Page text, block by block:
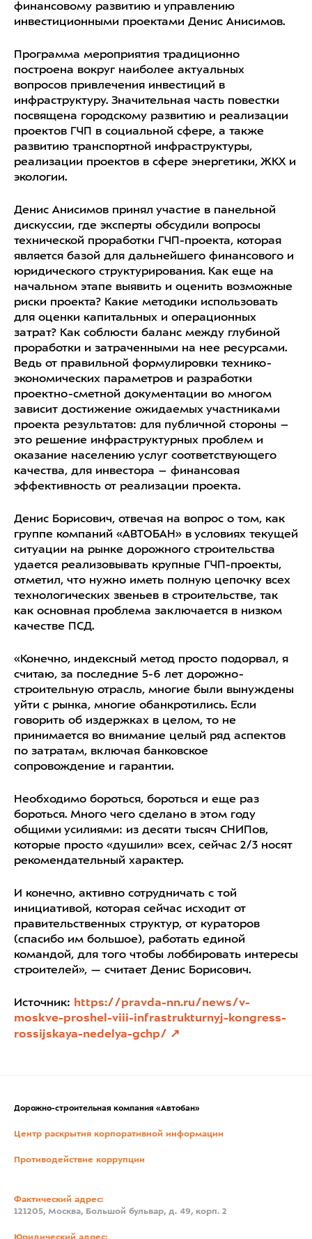
финансовому развитию и управлению
инвестиционными проектами Денис Анисимов.
Программа мероприятия традиционно
построена вокруг наиболее актуальных
вопросов привлечения инвестиций в
инфраструктуру. Значительная часть повестки
посвящена городскому развитию и реализации
проектов ГЧП в социальной сфере, а также
развитию транспортной инфраструктуры,
реализации проектов в сфере энергетики, ЖКХ и
экологии.
Денис Анисимов принял участие в панельной
дискуссии, где эксперты обсудили вопросы
технической проработки ГЧП-проекта, которая
является базой для дальнейшего финансового и
юридического структурирования. Как еще на
начальном этапе выявить и оценить возможные
риски проекта? Какие методики использовать
для оценки капитальных и операционных
затрат? Как соблюсти баланс между глубиной
проработки и затраченными на нее ресурсами.
Ведь от правильной формулировки технико-
экономических параметров и разработки
проектно-сметной документации во многом
зависит достижение ожидаемых участниками
проекта результатов: для публичной стороны –
это решение инфраструктурных проблем и
оказание населению услуг соответствующего
качества, для инвестора – финансовая
эффективность от реализации проекта.
Денис Борисович, отвечая на вопрос о том, как
группе компаний «АВТОБАН» в условиях текущей
ситуации на рынке дорожного строительства
удается реализовывать крупные ГЧП-проекты,
отметил, что нужно иметь полную цепочку всех
технологических звеньев в строительстве, так
как основная проблема заключается в низком
качестве ПСД.
«Конечно, индексный метод просто подорвал, я
считаю, за последние 5-6 лет дорожно-
строительную отрасль, многие были вынуждены
уйти с рынка, многие обанкротились. Если
говорить об издержках в целом, то не
принимается во внимание целый ряд аспектов
по затратам, включая банковское
сопровождение и гарантии.
Необходимо бороться, бороться и еще раз
бороться. Много чего сделано в этом году
общими усилиями: из десяти тысяч СНИПов,
которые просто «душили» всех, сейчас 2/3 носят
рекомендательный характер.
И конечно, активно сотрудничать с той
инициативой, которая сейчас исходит от
правительственных структур, от кураторов
(спасибо им большое), работать единой
командой, для того чтобы лоббировать интересы
строителей», — считает Денис Борисович.
Источник: https://pravda-nn.ru/news/v-
moskve-proshel-viii-infrastrukturnyj-kongress-
rossijskaya-nedelya-gchp/
Дорожно-строительная компания «Автобан»
Центр раскрытия корпоративной информации
Противодействие коррупции
Фактический адрес:
121205, Москва, Большой бульвар, д. 49, корп. 2